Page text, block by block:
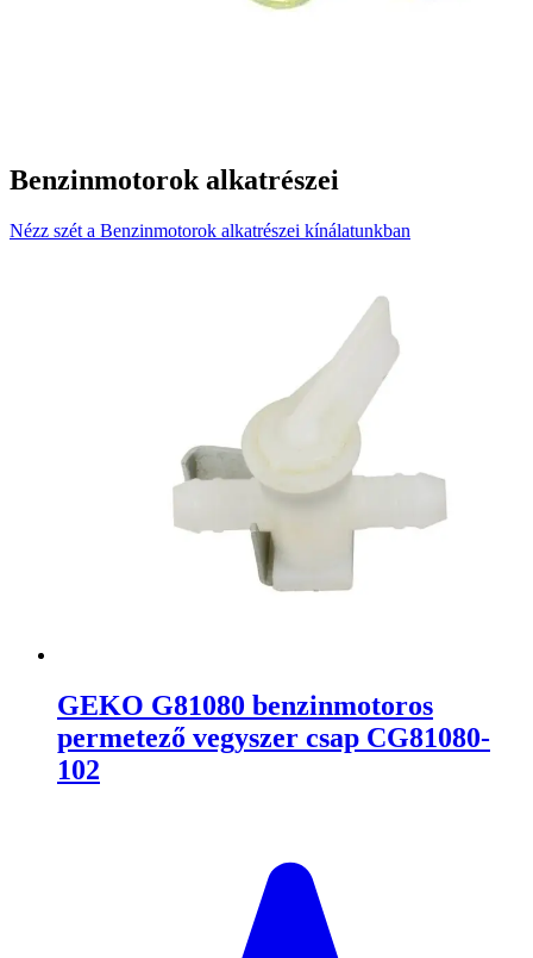
Benzinmotorok alkatrészei
Nézz szét a Benzinmotorok alkatrészei kínálatunkban
GEKO G81080 benzinmotoros
permetező vegyszer csap CG81080-
102